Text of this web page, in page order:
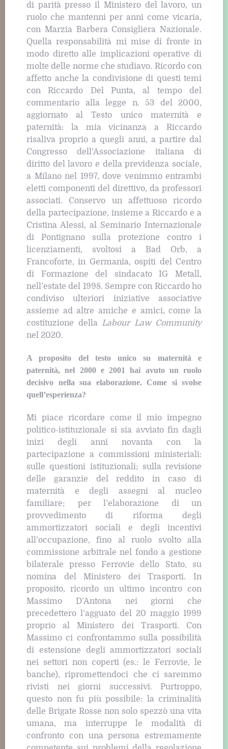
di parità presso il Ministero del lavoro, un
ruolo che mantenni per anni come vicaria,
con Marzia Barbera Consigliera Nazionale.
Quella responsabilità mi mise di fronte in
modo diretto alle implicazioni operative di
molte delle norme che studiavo. Ricordo con
affetto anche la condivisione di questi temi
con Riccardo Del Punta, al tempo del
commentario alla legge n. 53 del 2000,
aggiornato al Testo unico maternità e
paternità: la mia vicinanza a Riccardo
risaliva proprio a quegli anni, a partire dal
Congresso dell’Associazione italiana di
diritto del lavoro e della previdenza sociale,
a Milano nel 1997, dove venimmo entrambi
eletti componenti del direttivo, da professori
associati. Conservo un affettuoso ricordo
della partecipazione, insieme a Riccardo e a
Cristina Alessi, al Seminario Internazionale
di Pontignano sulla protezione contro i
licenziamenti, svoltosi a Bad Orb, a
Francoforte, in Germania, ospiti del Centro
di Formazione del sindacato IG Metall,
nell’estate del 1998. Sempre con Riccardo ho
condiviso ulteriori iniziative associative
assieme ad altre amiche e amici, come la
costituzione della Labour Law Community
nel 2020.
A proposito del testo unico su maternità e
paternità, nel 2000 e 2001 hai avuto un ruolo
decisivo nella sua elaborazione. Come si svolse
quell’esperienza?
Mi piace ricordare come il mio impegno
politico-istituzionale si sia avviato fin dagli
inizi degli anni novanta con la
partecipazione a commissioni ministeriali:
sulle questioni istituzionali; sulla revisione
delle garanzie del reddito in caso di
maternità e degli assegni al nucleo
familiare; per l’elaborazione di un
provvedimento di riforma degli
ammortizzatori sociali e degli incentivi
all’occupazione, fino al ruolo svolto alla
commissione arbitrale nel fondo a gestione
bilaterale presso Ferrovie dello Stato, su
nomina del Ministero dei Trasporti. In
proposito, ricordo un ultimo incontro con
Massimo D’Antona nei giorni che
precedettero l’agguato del 20 maggio 1999
proprio al Ministero dei Trasporti. Con
Massimo ci confrontammo sulla possibilità
di estensione degli ammortizzatori sociali
nei settori non coperti (es.: le Ferrovie, le
banche), ripromettendoci che ci saremmo
rivisti nei giorni successivi. Purtroppo,
questo non fu più possibile: la criminalità
delle Brigate Rosse non solo spezzò una vita
umana, ma interruppe le modalità di
confronto con una persona estremamente